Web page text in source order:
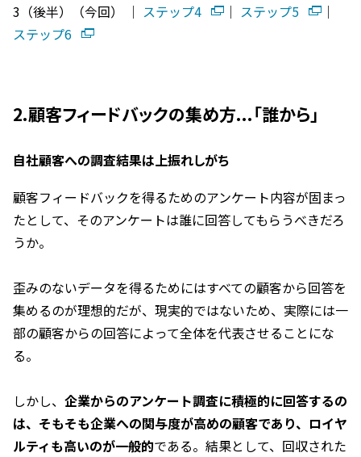
3（後半）（今回） │ ステップ4 │ ステップ5
│
ステップ6
2.顧客フィードバックの集め方...「誰から」
自社顧客への調査結果は上振れしがち
顧客フィードバックを得るためのアンケート内容が固まっ
たとして、そのアンケートは誰に回答してもらうべきだろ
うか。
歪みのないデータを得るためにはすべての顧客から回答を
集めるのが理想的だが、現実的ではないため、実際には一
部の顧客からの回答によって全体を代表させることにな
る。
しかし、 企業からのアンケート調査に積極的に回答するの
は、そもそも企業への関与度が高めの顧客であり、ロイヤ
ルティも高いのが一般的である。結果として、回収された